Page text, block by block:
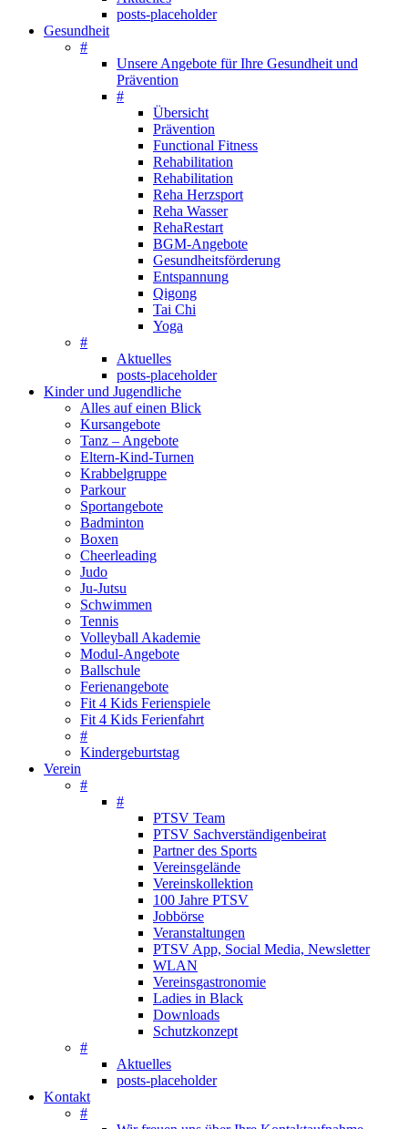
posts-placeholder
Gesundheit
#
Unsere Angebote für Ihre Gesundheit und
Prävention
#
Übersicht
Prävention
Functional Fitness
Rehabilitation
Rehabilitation
Reha Herzsport
Reha Wasser
RehaRestart
BGM-Angebote
Gesundheitsförderung
Entspannung
Qigong
Tai Chi
Yoga
#
Aktuelles
posts-placeholder
Kinder und Jugendliche
Alles auf einen Blick
Kursangebote
Tanz – Angebote
Eltern-Kind-Turnen
Krabbelgruppe
Parkour
Sportangebote
Badminton
Boxen
Cheerleading
Judo
Ju-Jutsu
Schwimmen
Tennis
Volleyball Akademie
Modul-Angebote
Ballschule
Ferienangebote
Fit 4 Kids Ferienspiele
Fit 4 Kids Ferienfahrt
#
Kindergeburtstag
Verein
#
#
PTSV Team
PTSV Sachverständigenbeirat
Partner des Sports
Vereinsgelände
Vereinskollektion
100 Jahre PTSV
Jobbörse
Veranstaltungen
PTSV App, Social Media, Newsletter
WLAN
Vereinsgastronomie
Ladies in Black
Downloads
Schutzkonzept
#
Aktuelles
posts-placeholder
Kontakt
#